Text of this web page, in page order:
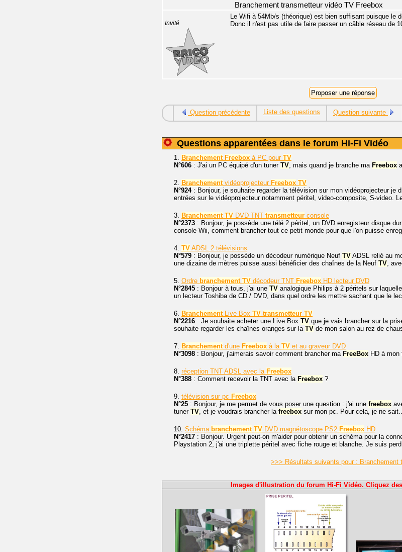
Branchement transmetteur vidéo TV Freebox
Invité
Le Wifi à 54Mb/s (théorique) est bien suffisant puisque le
Donc il n'est pas utile de faire passer un câble réseau de
Question précédente Liste des questions Question suivante
Questions apparentées dans le forum Hi-Fi Vidéo
1. Branchement Freebox à PC pour TV
N°606 : J'ai un PC équipé d'un tuner TV, mais quand je branche ma Freebox
2. Branchementvidéoprojecteur Freebox TV
N°924: Bonjour, je souhaite regarder la télévision sur mon vidéoprojecteur je
entrées sur le vidéoprojecteur notamment péritel, video-composite, S-video.
3. Branchement TV DVD TNT transmetteur console
N°2373 : Bonjour, je possède une télé 2 péritel, un DVD enregisteur disque
console Wii, comment brancher tout ce petit monde pour que l'on puisse
4. TV ADSL 2 télévisions
N°579 : Bonjour, je posséde un décodeur numérique Neuf TV ADSL relié au
une dizaine de mètres puisse aussi bénéficier des chaînes de la Neuf TV,
5. Ordre branchement TV décodeur TNT Freebox HD lecteur DVD
N°2845 : Bonjour à tous, j'ai une TV analogique Philips à 2 péritels sur
un lecteur Toshiba de CD / DVD, dans quel ordre les mettre sachant que le
6. BranchementLive Box TV transmetteur TV
N°2216 : Je souhaite acheter une Live Box TV que je vais brancher sur la
souhaite regarder les chaînes oranges sur la TV de mon salon au rez de
7. Branchementd'une Freebox à la TV et au graveur DVD
N°3098 : Bonjour, j'aimerais savoir comment brancher ma FreeBox HD à
8. réception TNT ADSL avec la Freebox
N°388 : Comment recevoir la TNT avec la Freebox ?
9. télévision sur pc Freebox
N°25 : Bonjour, je me permet de vous poser une question : j'ai une freebox
tuner TV, et je voudrais brancher la freebox sur mon pc. Pour cela, je ne
10. Schéma branchement TV DVD magnétoscope PS2 Freebox HD
N°2417 : Bonjour. Urgent peut-on m'aider pour obtenir un schéma pour la
Playstation 2, j'ai une triplette péritel avec fiche rouge et blanche. Je suis
>>> Résultats suivants pour : Branchement
Images d'illustration du forum Hi-Fi Vidéo. Cliquez